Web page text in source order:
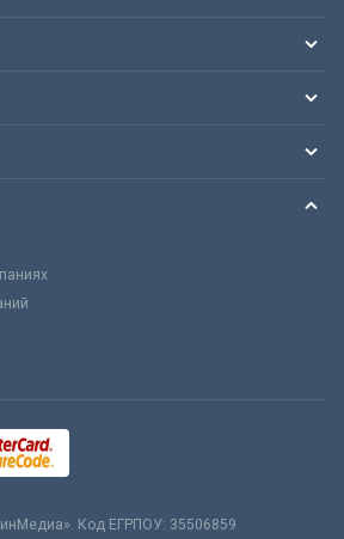
Код ЕГРПОУ: 35506859